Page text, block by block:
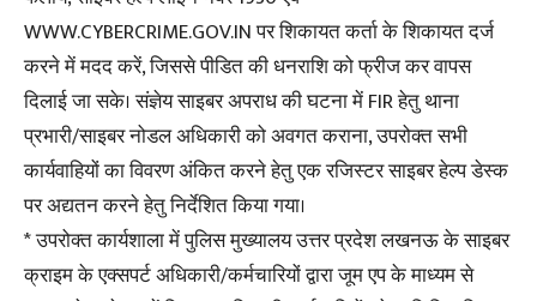
WWW.CYBERCRIME.GOV.IN पर शिकायत कर्ता के शिकायत दर्ज
करने में मदद करें, जिससे पीडित की धनराशि को फ्रीज कर वापस
दिलाई जा सके। संज्ञेय साइबर अपराध की घटना में FIR हेतु थाना
प्रभारी/साइबर नोडल अधिकारी को अवगत कराना, उपरोक्त सभी
कार्यवाहियों का विवरण अंकित करने हेतु एक रजिस्टर साइबर हेल्प डेस्क
पर अद्यतन करने हेतु निर्देशित किया गया।
* उपरोक्त कार्यशाला में पुलिस मुख्यालय उत्तर प्रदेश लखनऊ के साइबर
क्राइम के एक्सपर्ट अधिकारी/कर्मचारियों द्वारा जूम एप के माध्यम से